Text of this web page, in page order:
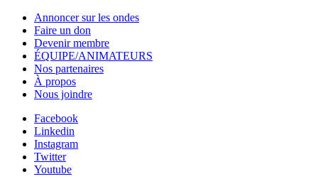
Annoncer sur les ondes
Faire un don
Devenir membre
ÉQUIPE/ANIMATEURS
Nos partenaires
À propos
Nous joindre
Facebook
Linkedin
Instagram
Twitter
Youtube